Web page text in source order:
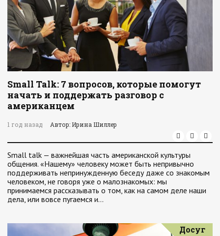
Small Talk: 7 вопросов, которые помогут
начать и поддержать разговор с
американцем
1 год назад Автор: Ирина Шиллер
Small talk — важнейшая часть американской культуры
общения. «Нашему» человеку может быть непривычно
поддерживать непринужденную беседу даже со знакомым
человеком, не говоря уже о малознакомых: мы
принимаемся рассказывать о том, как на самом деле наши
дела, или вовсе пугаемся и…
Досуг